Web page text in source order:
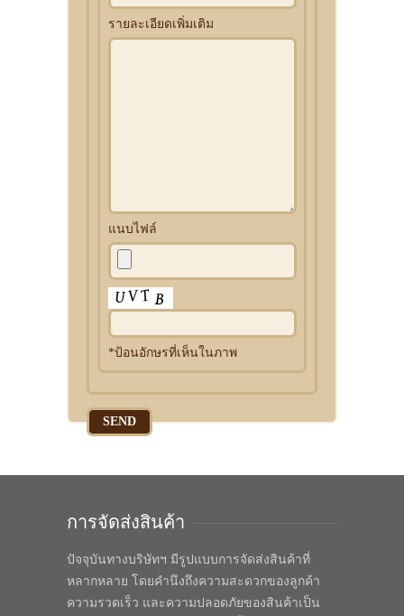
รายละเอียดเพิ่มเติม
แนบไฟล์
*ป้อนอักษรที่เห็นในภาพ
การจัดส่งสินค้า
ปัจจุบันทางบริษัทฯ มีรูปแบบการจัดส่งสินค้าที่
หลากหลาย โดยคำนึงถึงความสะดวกของลูกค้า
ความรวดเร็ว และความปลอดภัยของสินค้าเป็น